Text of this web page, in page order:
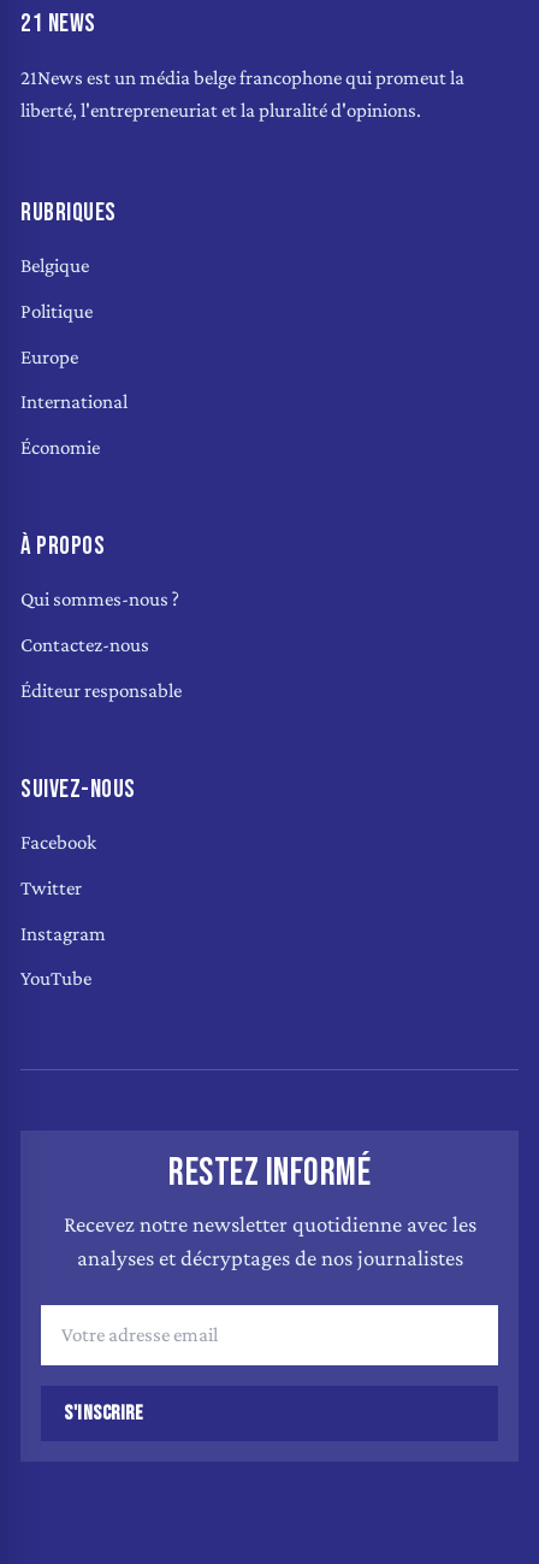
21 NEWS
21News est un média belge francophone qui promeut la
liberté, l'entrepreneuriat et la pluralité d'opinions.
RUBRIQUES
Belgique
Politique
Europe
International
Économie
À PROPOS
Qui sommes-nous ?
Contactez-nous
Éditeur responsable
SUIVEZ-NOUS
Facebook
Twitter
Instagram
YouTube
RESTEZ INFORMÉ
Recevez notre newsletter quotidienne avec les
analyses et décryptages de nos journalistes
S'INSCRIRE